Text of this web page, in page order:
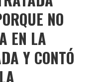
NO
EN LA
Y CONTÓ